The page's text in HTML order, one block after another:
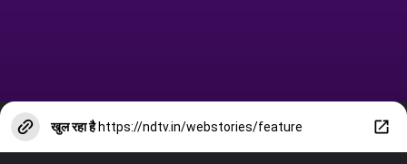
खुल रहा है https://ndtv.in/webstories/feature